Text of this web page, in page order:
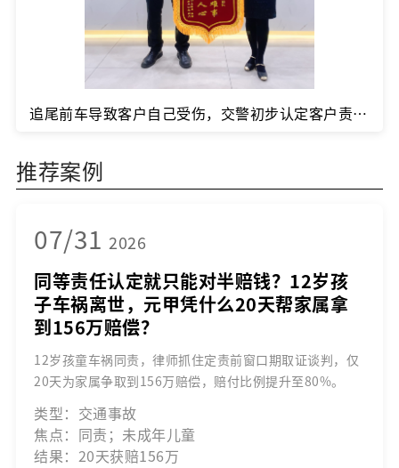
追尾前车导致客户自己受伤，交警初步认定客户责任比例较大。客户懵了“该怎么办”？
推荐案例
07/31 2026
同等责任认定就只能对半赔钱？12岁孩
子车祸离世，元甲凭什么20天帮家属拿
到156万赔偿？
12岁孩童车祸同责，律师抓住定责前窗口期取证谈判，仅
20天为家属争取到156万赔偿，赔付比例提升至80%。
类型：交通事故
焦点：同责；未成年儿童
结果：20天获赔156万